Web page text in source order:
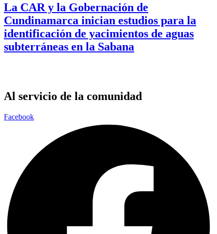
La CAR y la Gobernación de
Cundinamarca inician estudios para la
identificación de yacimientos de aguas
subterráneas en la Sabana
Al servicio de la comunidad
Facebook